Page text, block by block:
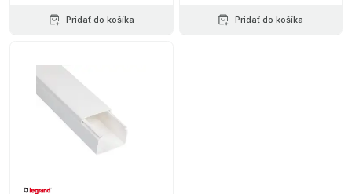
Pridať do košíka Pridať do košíka